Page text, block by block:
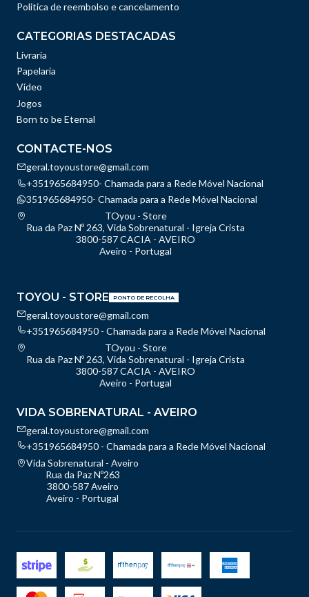
Politica de reembolso e cancelamento
CATEGORIAS DESTACADAS
Livraria
Papelaria
Vídeo
Jogos
Born to be Eternal
CONTACTE-NOS
geral.toyoustore@gmail.com
+351965684950- Chamada para a Rede Móvel Nacional
351965684950- Chamada para a Rede Móvel Nacional
TOyou - Store
Rua da Paz Nº 263, Vida Sobrenatural - Igreja Crista
3800-587 CACIA - AVEIRO
Aveiro - Portugal
TOYOU - STORE PONTO DE RECOLHA
geral.toyoustore@gmail.com
+351965684950 - Chamada para a Rede Móvel Nacional
TOyou - Store
Rua da Paz Nº 263, Vida Sobrenatural - Igreja Crista
3800-587 CACIA - AVEIRO
Aveiro - Portugal
VIDA SOBRENATURAL - AVEIRO
geral.toyoustore@gmail.com
+351965684950 - Chamada para a Rede Móvel Nacional
Vida Sobrenatural - Aveiro
Rua da Paz Nº263
3800-587 Aveiro
Aveiro - Portugal